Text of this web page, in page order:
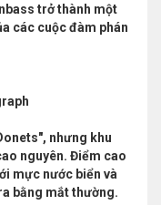
trở thành một
các cuộc đàm phán
nhưng khu
nguyên. Điểm cao
mực nước biển và
bằng mắt thường.